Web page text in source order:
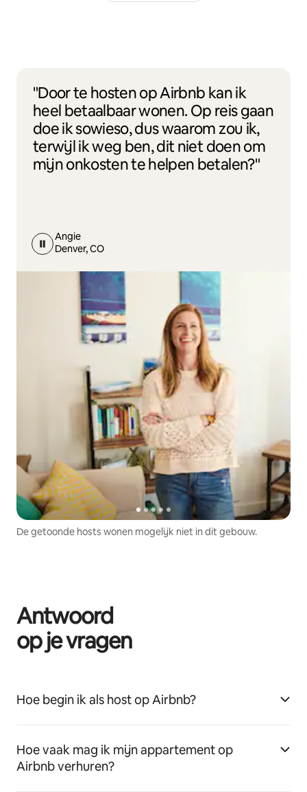
"Door te hosten op Airbnb kan ik
heel betaalbaar wonen. Op reis gaan
doe ik sowieso, dus waarom zou ik,
terwijl ik weg ben, dit niet doen om
mijn onkosten te helpen betalen?"
Angie
Denver, CO
De getoonde hosts wonen mogelijk niet in dit gebouw.
Antwoord
op je vragen
Hoe begin ik als host op Airbnb?
Hoe vaak mag ik mijn appartement op
Airbnb verhuren?